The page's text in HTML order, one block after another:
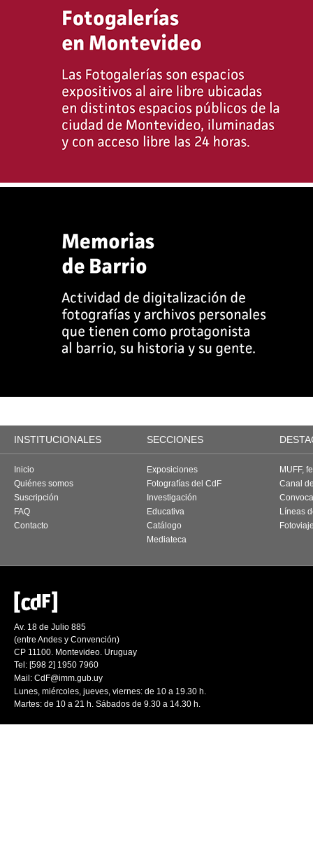
INSTITUCIONALES SECCIONES
Inicio
Quiénes somos
Suscripción
FAQ
Contacto
Exposiciones
Fotografías del CdF
Investigación
Educativa
Catálogo
Mediateca
MUFF,
Canal
Líneas
Av. 18 de Julio 885
(entre Andes y Convención)
CP 11100. Montevideo. Uruguay
Tel: [598 2] 1950 7960
Mail: CdF@imm.gub.uy
Lunes, miércoles, jueves, viernes: de 10 a 19.30 h.
Martes: de 10 a 21 h. Sábados de 9.30 a 14.30 h.